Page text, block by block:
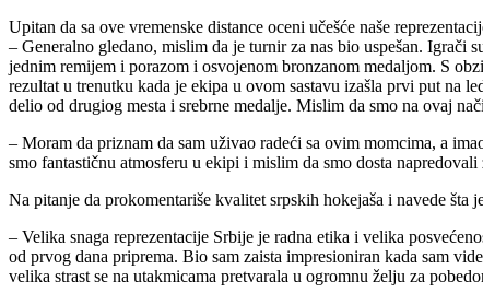
Upitan da sa ove vremenske distance oceni učešće naše
– Generalno gledano, mislim da je turnir za nas bio uspešan. Igrači
jednim remijem i porazom i osvojenom bronzanom medaljom. S
rezultat u trenutku kada je ekipa u ovom sastavu izašla prvi put na
delio od drugiog mesta i srebrne medalje. Mislim da smo na ovaj
– Moram da priznam da sam uživao radeći sa ovim momcima, a
smo fantastičnu atmosferu u ekipi i mislim da smo dosta
Na pitanje da prokomentariše kvalitet srpskih hokejaša i navede
– Velika snaga reprezentacije Srbije je radna etika i velika
od prvog dana priprema. Bio sam zaista impresioniran kada sam
velika strast se na utakmicama pretvarala u ogromnu želju za